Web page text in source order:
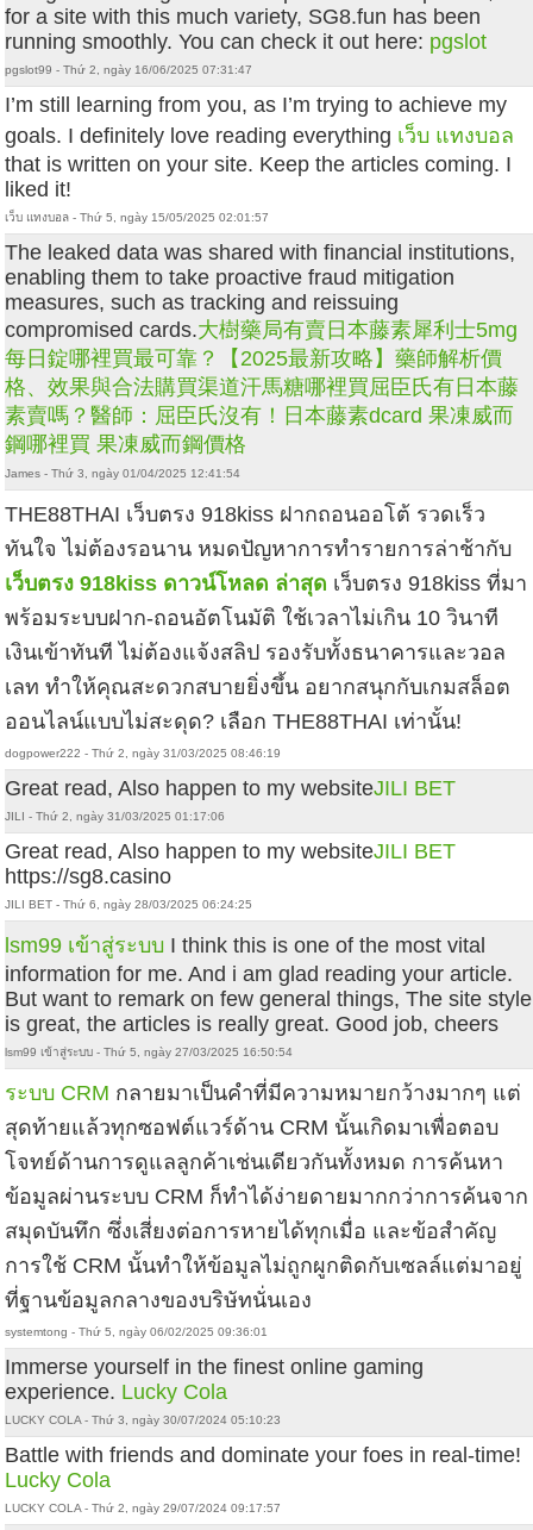
for a site with this much variety, SG8.fun has been
running smoothly. You can check it out here: pgslot
pgslot99 - Thứ 2, ngày 16/06/2025 07:31:47
I’m still learning from you, as I’m trying to achieve my
goals. I definitely love reading everything เว็บ แทงบอล
that is written on your site. Keep the articles coming. I
liked it!
เว็บ แทงบอล - Thứ 5, ngày 15/05/2025 02:01:57
The leaked data was shared with financial institutions,
enabling them to take proactive fraud mitigation
measures, such as tracking and reissuing
compromised cards.大樹藥局有賣日本藤素犀利士5mg
每日錠哪裡買最可靠？【2025最新攻略】藥師解析價
格、效果與合法購買渠道汗馬糖哪裡買屈臣氏有日本藤
素賣嗎？醫師：屈臣氏沒有！ 日本藤素dcard 果凍威而
鋼哪裡買 果凍威而鋼價格
James - Thứ 3, ngày 01/04/2025 12:41:54
THE88THAI เว็บตรง 918kiss ฝากถอนออโต้ รวดเร็ว
ทันใจ ไม่ต้องรอนาน หมดปัญหาการทำรายการล่าช้ากับ
เว็บตรง 918kiss ดาวน์โหลด ล่าสุด เว็บตรง 918kiss ที่มา
พร้อมระบบฝาก-ถอนอัตโนมัติ ใช้เวลาไม่เกิน 10 วินาที
เงินเข้าทันที ไม่ต้องแจ้งสลิป รองรับทั้งธนาคารและวอล
เลท ทำให้คุณสะดวกสบายยิ่งขึ้น อยากสนุกกับเกมสล็อต
ออนไลน์แบบไม่สะดุด? เลือก THE88THAI เท่านั้น!
dogpower222 - Thứ 2, ngày 31/03/2025 08:46:19
Great read, Also happen to my websiteJILI BET
JILI - Thứ 2, ngày 31/03/2025 01:17:06
Great read, Also happen to my websiteJILI BET
https://sg8.casino
JILI BET - Thứ 6, ngày 28/03/2025 06:24:25
lsm99 เข้าสู่ระบบ I think this is one of the most vital
information for me. And i am glad reading your article.
But want to remark on few general things, The site style
is great, the articles is really great. Good job, cheers
lsm99 เข้าสู่ระบบ - Thứ 5, ngày 27/03/2025 16:50:54
ระบบ CRM กลายมาเป็นคำที่มีความหมายกว้างมากๆ แต่
สุดท้ายแล้วทุกซอฟต์แวร์ด้าน CRM นั้นเกิดมาเพื่อตอบ
โจทย์ด้านการดูแลลูกค้าเช่นเดียวกันทั้งหมด การค้นหา
ข้อมูลผ่านระบบ CRM ก็ทำได้ง่ายดายมากกว่าการค้นจาก
สมุดบันทึก ซึ่งเสี่ยงต่อการหายได้ทุกเมื่อ และข้อสำคัญ
การใช้ CRM นั้นทำให้ข้อมูลไม่ถูกผูกติดกับเซลล์แต่มาอยู่
ที่ฐานข้อมูลกลางของบริษัทนั่นเอง
systemtong - Thứ 5, ngày 06/02/2025 09:36:01
Immerse yourself in the finest online gaming
experience. Lucky Cola
LUCKY COLA - Thứ 3, ngày 30/07/2024 05:10:23
Battle with friends and dominate your foes in real-time!
Lucky Cola
LUCKY COLA - Thứ 2, ngày 29/07/2024 09:17:57